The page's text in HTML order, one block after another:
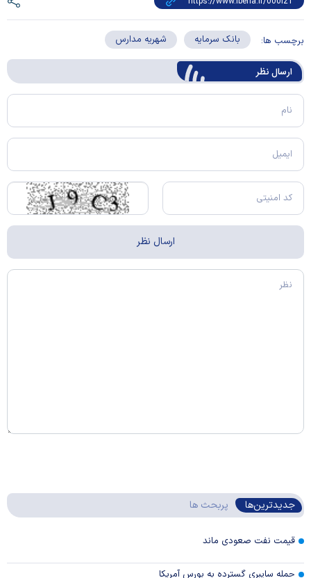
برچسب ها: بانک سرمایه شهریه مدارس
ارسال‌ نظر
جدیدترین‌ها پربحث ها
قیمت نفت صعودی ماند
حمله سایبری گسترده به بورس آمریکا